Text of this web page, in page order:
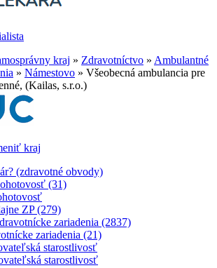
kraj » Zdravotníctvo » Ambulantné
» Námestovo » Všeobecná ambulancia pre
(Kailas, s.r.o.)
kraj
(zdravotné obvody)
(31)
ZP (279)
zariadenia (2837)
zariadenia (21)
starostlivosť
starostlivosť